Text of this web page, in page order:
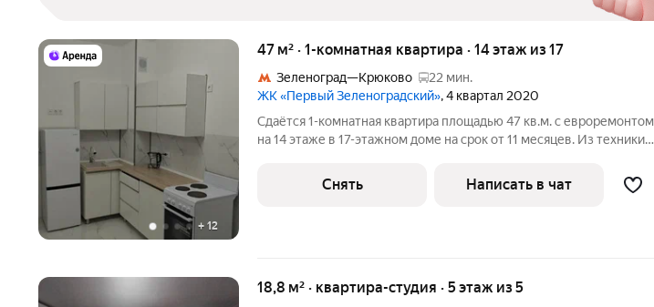
+ 12
47 м² · 1-комнатная квартира · 14 этаж из 17
Зеленоград—Крюково
22 мин.
ЖК «Первый Зеленоградский», 4 квартал 2020
Сдаётся 1-комнатная квартира площадью 47 кв.м. с евроремонтом
на 14 этаже в 17-этажном доме на срок от 11 месяцев. Из техники
Дом - монолитный. В подъезде 2 лифта - 1 грузовой и 1
Снять Написать в чат
18,8 м² · квартира-студия · 5 этаж из 5